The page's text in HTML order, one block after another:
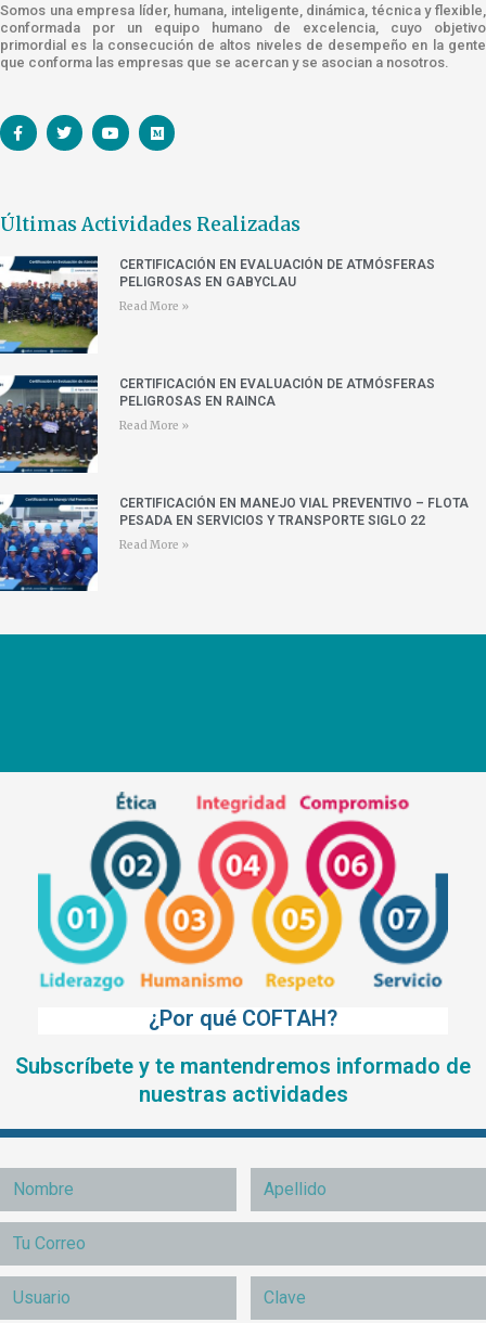
Somos una empresa líder, humana, inteligente, dinámica, técnica y flexible,
conformada por un equipo humano de excelencia, cuyo objetivo
primordial es la consecución de altos niveles de desempeño en la gente
que conforma las empresas que se acercan y se asocian a nosotros.
Últimas Actividades Realizadas
CERTIFICACIÓN EN EVALUACIÓN DE ATMÓSFERAS
PELIGROSAS EN GABYCLAU
Read More »
CERTIFICACIÓN EN EVALUACIÓN DE ATMÓSFERAS
PELIGROSAS EN RAINCA
Read More »
CERTIFICACIÓN EN MANEJO VIAL PREVENTIVO – FLOTA
PESADA EN SERVICIOS Y TRANSPORTE SIGLO 22
Read More »
¿Por qué COFTAH?
Subscríbete y te mantendremos informado de
nuestras actividades